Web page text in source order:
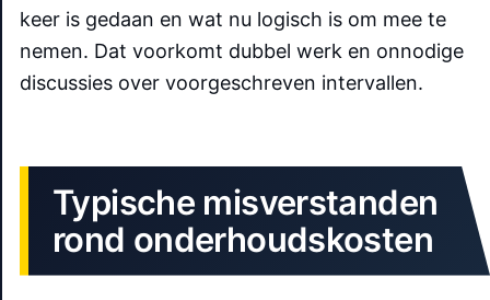
keer is gedaan en wat nu logisch is om mee te
nemen. Dat voorkomt dubbel werk en onnodige
discussies over voorgeschreven intervallen.
Typische misverstanden
rond onderhoudskosten